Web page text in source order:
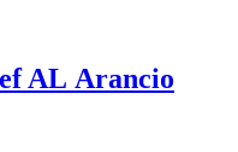
AL Arancio